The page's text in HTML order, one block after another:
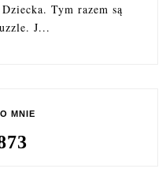
Tym razem są
J...
MNIE